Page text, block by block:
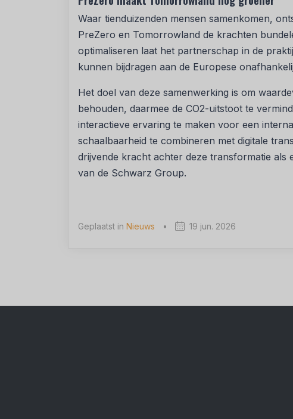
Waar tienduizenden mensen samenkomen,
PreZero en Tomorrowland de krachten
optimaliseren laat het partnerschap in de
kunnen bijdragen aan de Europese
Het doel van deze samenwerking is om
behouden, daarmee de CO2-uitstoot te
interactieve ervaring te maken voor een
schaalbaarheid te combineren met digitale
drijvende kracht achter deze transformatie als
van de Schwarz Group.
Geplaatst in Nieuws • 19 jun. 2026